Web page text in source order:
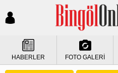
HABERLER FOTO GALERİ